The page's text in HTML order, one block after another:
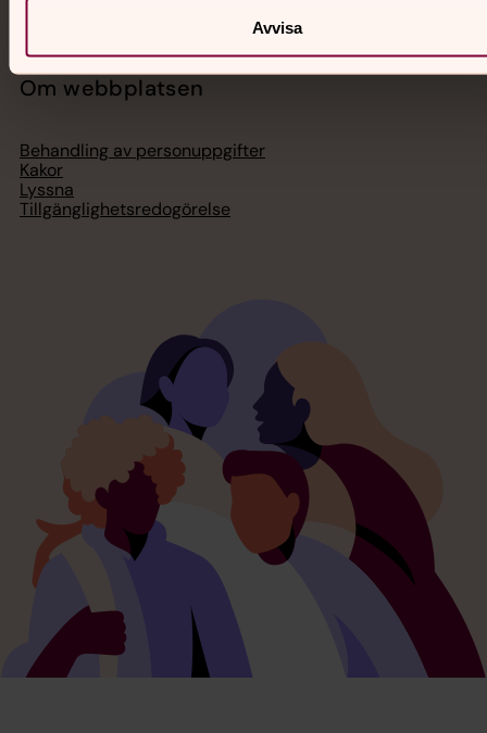
Avvisa
Om webbplatsen
Behandling av personuppgifter
Kakor
Lyssna
Tillgänglighetsredogörelse